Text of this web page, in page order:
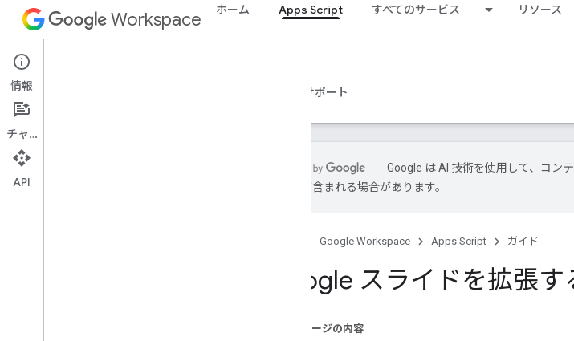
Workspace ホーム Apps Script すべてのサービス リソース
Apps Script
概要 サポート
Google は AI 技術を使用して、コン
は誤りが含まれる場合があります。
Google Workspace Apps Script ガイド
Google スライドを拡張す
このページの内容
情報
チャット
API